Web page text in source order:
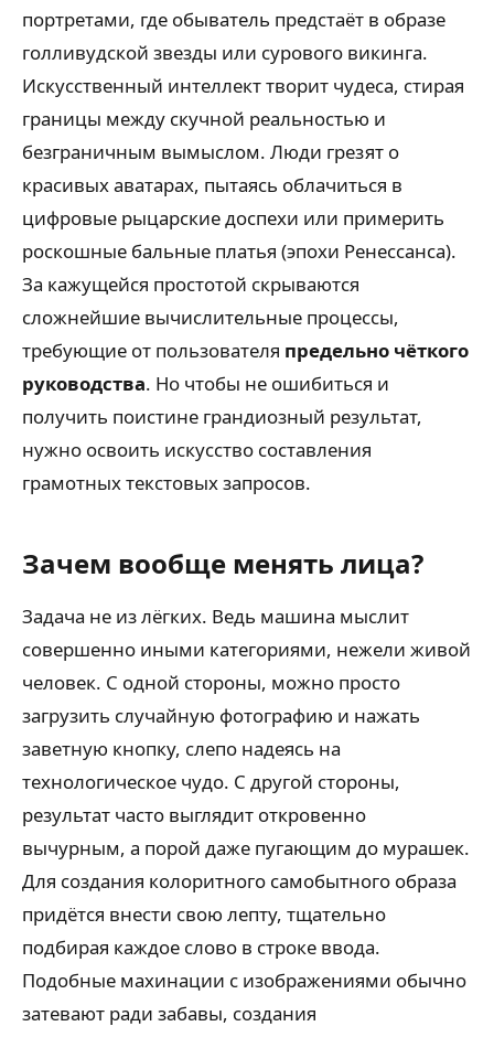
портретами, где обыватель предстаёт в образе
голливудской звезды или сурового викинга.
Искусственный интеллект творит чудеса, стирая
границы между скучной реальностью и
безграничным вымыслом. Люди грезят о
красивых аватарах, пытаясь облачиться в
цифровые рыцарские доспехи или примерить
роскошные бальные платья (эпохи Ренессанса).
За кажущейся простотой скрываются
сложнейшие вычислительные процессы,
требующие от пользователя предельно чёткого
руководства. Но чтобы не ошибиться и
получить поистине грандиозный результат,
нужно освоить искусство составления
грамотных текстовых запросов.
Зачем вообще менять лица?
Задача не из лёгких. Ведь машина мыслит
совершенно иными категориями, нежели живой
человек. С одной стороны, можно просто
загрузить случайную фотографию и нажать
заветную кнопку, слепо надеясь на
технологическое чудо. С другой стороны,
результат часто выглядит откровенно
вычурным, а порой даже пугающим до мурашек.
Для создания колоритного самобытного образа
придётся внести свою лепту, тщательно
подбирая каждое слово в строке ввода.
Подобные махинации с изображениями обычно
затевают ради забавы, создания